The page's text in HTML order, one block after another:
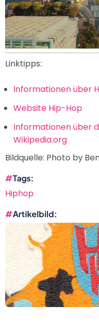
Linktipps:
Informationen über
Website Hip-Hop
Informationen über
Wikipedia.org
Bildquelle: Photo by
Tags
Hiphop
Artikelbild